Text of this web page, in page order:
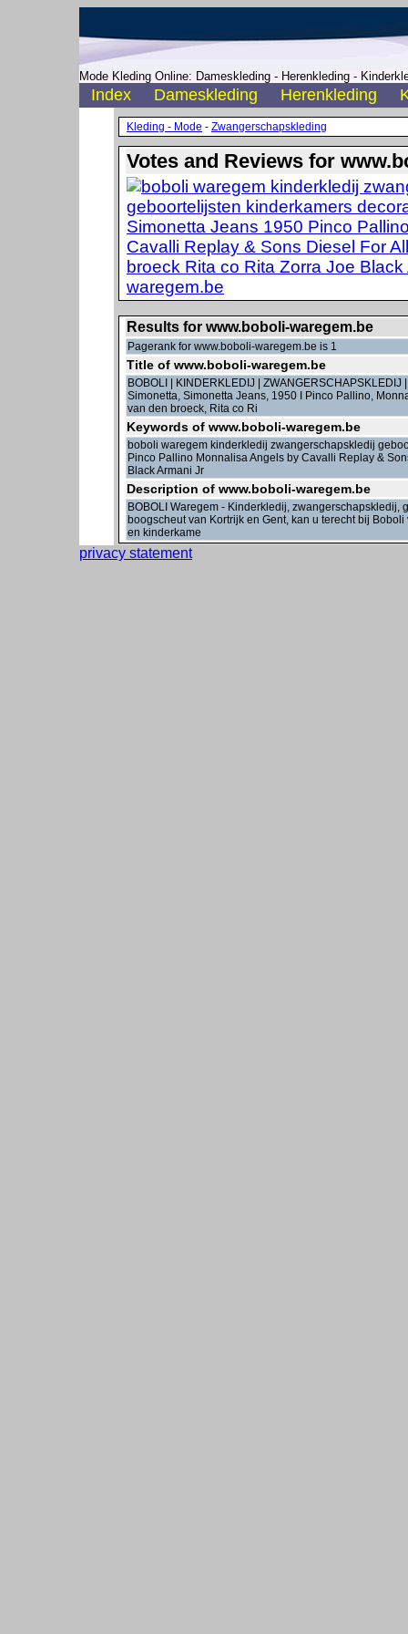
Mode Kleding Online: Dameskleding - Herenkleding -
Index Dameskleding Herenkleding
Kleding - Mode - Zwangerschapskleding
Votes and Reviews for
Results for www.boboli-waregem.be
Pagerank for www.boboli-waregem.be is 1
Title of www.boboli-waregem.be
BOBOLI | KINDERKLEDIJ |
Simonetta, Simonetta Jeans, 1950 I Pinco Pallino,
van den broeck, Rita co Ri
Keywords of www.boboli-waregem.be
boboli waregem kinderkledij zwangerschapskledij
Pinco Pallino Monnalisa Angels by Cavalli Replay &
Black Armani Jr
Description of www.boboli-waregem.be
BOBOLI Waregem - Kinderkledij,
boogscheut van Kortrijk en Gent, kan u terecht bij
en kinderkame
privacy statement